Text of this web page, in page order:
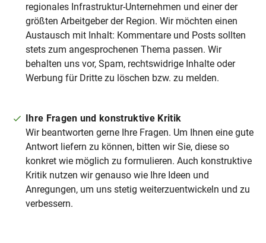
regionales Infrastruktur-Unternehmen und einer der
größten Arbeitgeber der Region. Wir möchten einen
Austausch mit Inhalt: Kommentare und Posts sollten
stets zum angesprochenen Thema passen. Wir
behalten uns vor, Spam, rechtswidrige Inhalte oder
Werbung für Dritte zu löschen bzw. zu melden.
Ihre Fragen und konstruktive Kritik
Wir beantworten gerne Ihre Fragen. Um Ihnen eine gute
Antwort liefern zu können, bitten wir Sie, diese so
konkret wie möglich zu formulieren. Auch konstruktive
Kritik nutzen wir genauso wie Ihre Ideen und
Anregungen, um uns stetig weiterzuentwickeln und zu
verbessern.